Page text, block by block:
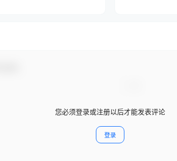
您必须登录或注册以后才能发表评论
登录